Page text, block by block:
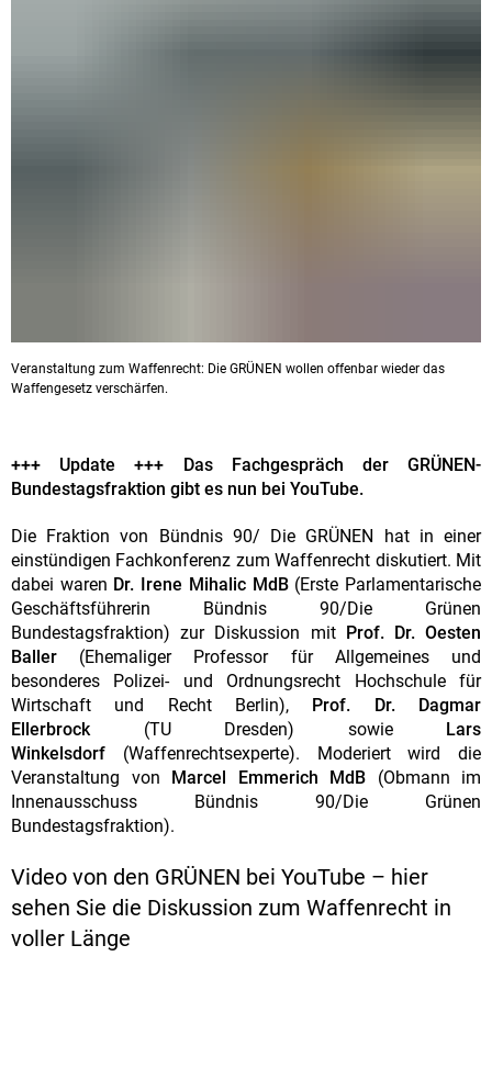
Veranstaltung zum Waffenrecht: Die GRÜNEN wollen offenbar wieder das
Waffengesetz verschärfen.
+++ Update +++ Das Fachgespräch der GRÜNEN-
Bundestagsfraktion gibt es nun bei YouTube.
Die Fraktion von Bündnis 90/ Die GRÜNEN hat in einer
einstündigen Fachkonferenz zum Waffenrecht diskutiert. Mit
dabei waren Dr. Irene Mihalic MdB(Erste Parlamentarische
Geschäftsführerin Bündnis 90/Die Grünen
Bundestagsfraktion) zur Diskussion mit
Prof. Dr. Oesten
Baller (Ehemaliger Professor für Allgemeines und
besonderes Polizei- und Ordnungsrecht Hochschule für
Wirtschaft und Recht Berlin),
Prof. Dr. Dagmar
Ellerbrock(TU Dresden) sowie
Lars
Winkelsdorf (Waffenrechtsexperte). Moderiert wird die
Veranstaltung von
Marcel Emmerich MdB (Obmann im
Innenausschuss Bündnis 90/Die Grünen
Bundestagsfraktion).
Video von den GRÜNEN bei YouTube – hier
sehen Sie die Diskussion zum Waffenrecht in
voller Länge